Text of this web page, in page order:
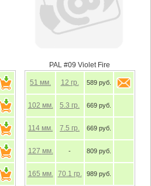
PAL #09 Violet Fire
51 мм. 12 гр. 589 руб.
102 мм. 5.3 гр. 669 руб.
114 мм. 7.5 гр. 669 руб.
127 мм. - 809 руб.
165 мм. 70.1 гр. 989 руб.